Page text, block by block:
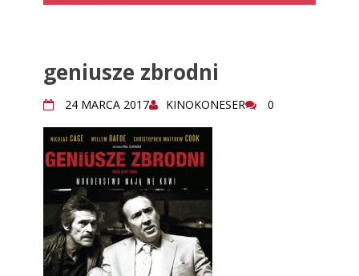
geniusze zbrodni
24 MARCA 2017 KINOKONESER 0